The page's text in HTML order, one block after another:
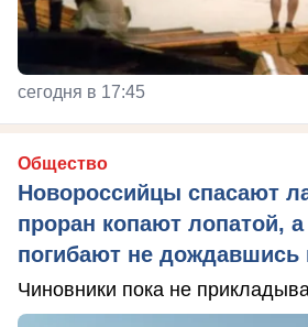
сегодня в 17:45
Общество
Новороссийцы спасают
проран копают лопатой,
погибают не
Чиновники пока не